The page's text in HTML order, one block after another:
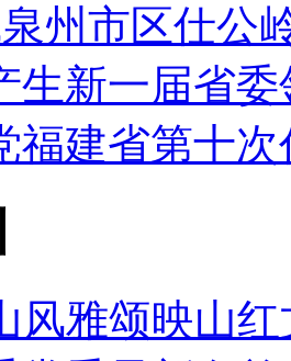
州市区仕公
生新一届省
福建省第十
风雅颂映山